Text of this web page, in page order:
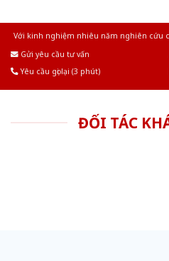
Với kinh nghiệm nhiêu năm nghiên cứu
Gửi yêu cầu tư vấn
Yêu cầu gọi lại (3 phút)
ĐỐI TÁC